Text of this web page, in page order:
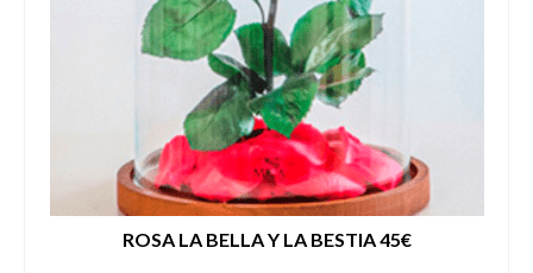
ROSA LA BELLA Y LA BESTIA 45€